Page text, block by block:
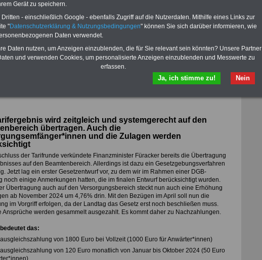
wichtigsten Fragen zum Öffentlichen
Dienst auf dem Laufenden: auch ein
OnlineService bietet 10 Bücher und
eBooks zum herunterladen, lesen
und ausdrucken
wird zeitgleich und systemgerecht auf den
übertragen. Auch die
und die Zulagen werden
der Tarifrunde verkündete Finanzminister Füracker bereits die Übertragung
auf den Beamtenbereich. Allerdings ist dazu ein Gesetzgebungsverfahren
Jetzt lag ein erster Gesetzentwurf vor, zu dem wir im Rahmen einer DGB-
noch einige Anmerkungen hatten, die im finalen Entwurf berücksichtigt wurden.
Übertragung auch auf den Versorgungsbereich steckt nun auch eine Erhöhung
ab November 2024 um 4,76% drin. Mit den Bezügen im April soll nun die
im Vorgriff erfolgen, da der Landtag das Gesetz erst noch beschließen muss.
Ansprüche werden gesammelt ausgezahlt. Es kommt daher zu Nachzahlungen.
das:
von 1800 Euro bei Vollzeit (1000 Euro für Anwärter*innen)
von 120 Euro monatlich von Januar bis Oktober 2024 (50 Euro
Gerät zu speichern.
- einschließlich Google - ebenfalls Zugriff auf die Nutzerdaten. Mithilfe eines Links zur
"Datenschutzerklärung & Nutzungsbedingungen" können Sie sich darüber informieren, wie
Daten verwendet.
Daten nutzen, um Anzeigen einzublenden, die für Sie relevant sein könnten? Unsere Partner
und verwenden Cookies, um personalisierte Anzeigen einzublenden und Messwerte zu
erfassen.
Nein
Ja, ich stimme zu!